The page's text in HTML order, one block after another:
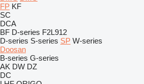
FP KF
SC
DCA
BF D-series F2L912
D-series S-series SP W-series
Doosan
B-series G-series
AK DW DZ
DC